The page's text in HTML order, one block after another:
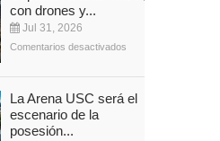
con drones y...
Jul 31, 2026
Comentarios desactivados
La Arena USC será el
escenario de la
posesión...